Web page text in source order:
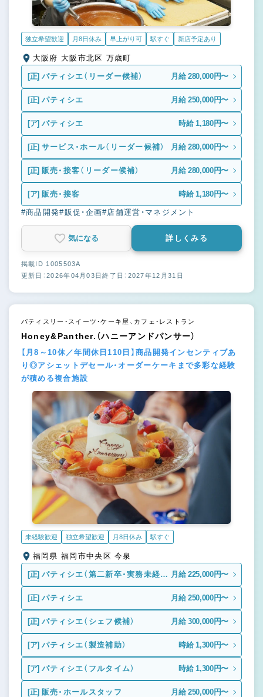
独立希望歓迎 月8日休み 早上がり可 駅すぐ 新店予定あり
大阪府 大阪市北区 万歳町
[正] パティシエ（リーダー候補） 月給 280,000円〜
[正] パティシエ 月給 250,000円〜
[ア] パティシエ 時給 1,180円〜
[正] サービス・ホール（リーダー候補） 月給 280,000円〜
[正] 販売・接客（リーダー候補） 月給 280,000円〜
[ア] 販売・接客 時給 1,180円〜
#商品開発#販促・企画#店舗運営・マネジメント
気になる 詳しくみる
掲載ID 1005503A
更新日：2026年04月03日終了日：2027年12月31日
パティスリー・スイーツ・ケーキ屋、カフェ・レストラン
Honey&Panther.（ハニーアンドパンサー）
【月8～10休／年間休日110日】商品開発インセンティブあ
り◎アシェットデセール・オーダーケーキまで多彩な経験
が積める複合施設
未経験歓迎 独立希望歓迎 月8日休み 駅すぐ
福岡県 福岡市中央区 今泉
[正] パティシエ（第二新卒・実務未経
験）
月給 225,000円〜
[正] パティシエ 月給 250,000円〜
[正] パティシエ（シェフ候補） 月給 300,000円〜
[ア] パティシエ（製造補助） 時給 1,300円〜
[ア] パティシエ（フルタイム） 時給 1,300円〜
[正] 販売・ホールスタッフ 月給 250,000円〜